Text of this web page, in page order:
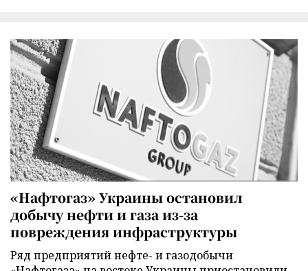
«Нафтогаз» Украины остановил
добычу нефти и газа из-за
повреждения инфраструктуры
Ряд предприятий нефте- и газодобычи